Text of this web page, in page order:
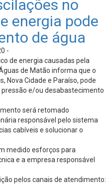
no
energia pode
de água
-
de energia causadas pela
de Matão informa que o
Nova Cidade e Paraíso, pode
e/ou desabastecimento
será retomado
responsável pelo sistema
cabíveis e solucionar o
medido esforços para
e a empresa responsável
pelos canais de atendimento: